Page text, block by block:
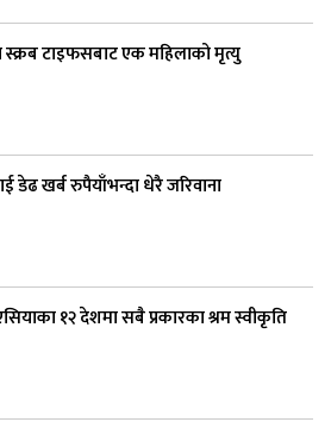
स्क्रब टाइफसबाट एक महिलाको मृत्यु
डेढ खर्ब रुपैयाँभन्दा धेरै जरिवाना
१२ देशमा सबै प्रकारका श्रम स्वीकृति